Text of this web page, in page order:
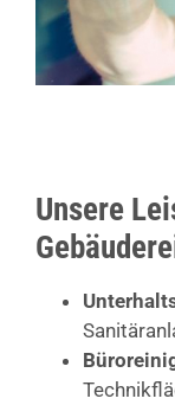
Unsere